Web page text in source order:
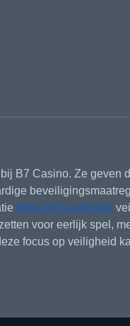
B7 Casino. Ze geven
https://b7casino.bet
voor eerlijk spel,
focus op veiligheid